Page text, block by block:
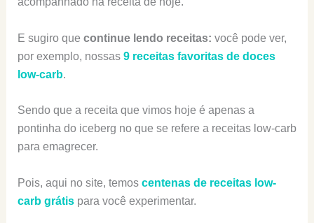
E sugiro que continue lendo receitas: você pode ver,
por exemplo, nossas 9 receitas favoritas de doces
low-carb.
Sendo que a receita que vimos hoje é apenas a
pontinha do iceberg no que se refere a receitas low-carb
para emagrecer.
Pois, aqui no site, temos centenas de receitas low-
carb grátispara você experimentar.